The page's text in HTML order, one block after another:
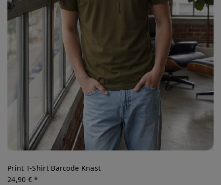
Print T-Shirt Barcode Knast
24,90 € *